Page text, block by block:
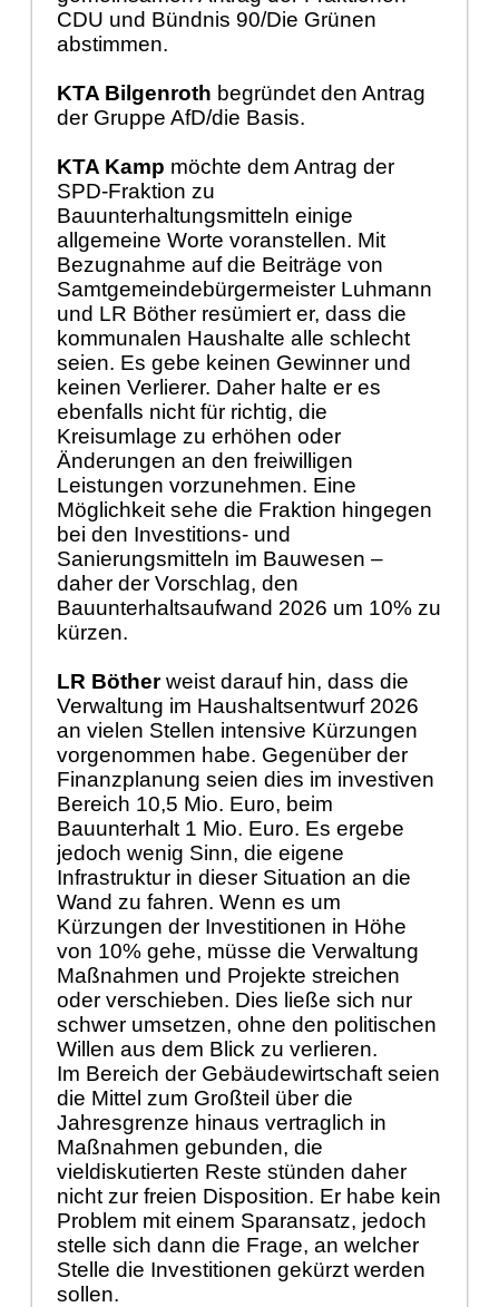
CDU und Bündnis 90/Die Grünen
abstimmen.
KTA Bilgenroth begründet den Antrag
der Gruppe AfD/die Basis.
KTA Kamp möchte dem Antrag der
SPD-Fraktion zu
Bauunterhaltungsmitteln einige
allgemeine Worte voranstellen. Mit
Bezugnahme auf die Beiträge von
Samtgemeindebürgermeister Luhmann
und LR Böther resümiert er, dass die
kommunalen Haushalte alle schlecht
seien. Es gebe keinen Gewinner und
keinen Verlierer. Daher halte er es
ebenfalls nicht für richtig, die
Kreisumlage zu erhöhen oder
Änderungen an den freiwilligen
Leistungen vorzunehmen. Eine
Möglichkeit sehe die Fraktion hingegen
bei den Investitions- und
Sanierungsmitteln im Bauwesen –
daher der Vorschlag, den
Bauunterhaltsaufwand 2026 um 10% zu
kürzen.
LR Bötherweist darauf hin, dass die
Verwaltung im Haushaltsentwurf 2026
an vielen Stellen intensive Kürzungen
vorgenommen habe. Gegenüber der
Finanzplanung seien dies im investiven
Bereich 10,5 Mio. Euro, beim
Bauunterhalt 1 Mio. Euro. Es ergebe
jedoch wenig Sinn, die eigene
Infrastruktur in dieser Situation an die
Wand zu fahren. Wenn es um
Kürzungen der Investitionen in Höhe
von 10% gehe, müsse die Verwaltung
Maßnahmen und Projekte streichen
oder verschieben. Dies ließe sich nur
schwer umsetzen, ohne den politischen
Willen aus dem Blick zu verlieren.
Im Bereich der Gebäudewirtschaft seien
die Mittel zum Großteil über die
Jahresgrenze hinaus vertraglich in
Maßnahmen gebunden, die
vieldiskutierten Reste stünden daher
nicht zur freien Disposition. Er habe kein
Problem mit einem Sparansatz, jedoch
stelle sich dann die Frage, an welcher
Stelle die Investitionen gekürzt werden
sollen.